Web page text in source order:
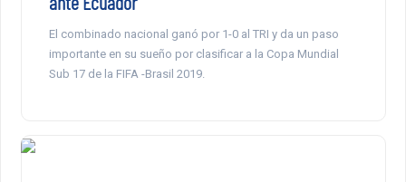
El combinado nacional ganó por 1-0 al TRI y da un paso
importante en su sueño por clasificar a la Copa Mundial
Sub 17 de la FIFA -Brasil 2019.